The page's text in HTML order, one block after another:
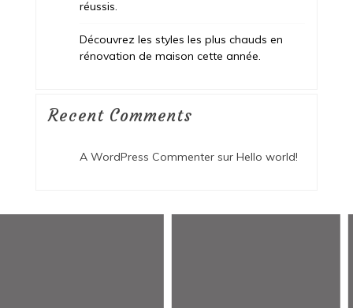
réussis.
Découvrez les styles les plus chauds en
rénovation de maison cette année.
Recent Comments
A WordPress Commentersur Hello world!